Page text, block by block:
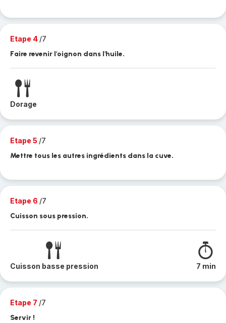
Etape 4 /7
Faire revenir l'oignon dans l'huile.
Dorage
Etape 5 /7
Mettre tous les autres ingrédients dans la cuve.
Etape 6 /7
Cuisson sous pression.
Cuisson basse pression 7 min
Etape 7 /7
Servir !